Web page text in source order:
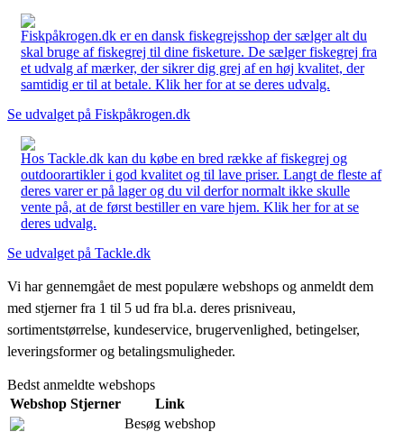
Fiskpåkrogen.dk er en dansk fiskegrejsshop der sælger alt du
skal bruge af fiskegrej til dine fisketure. De sælger fiskegrej fra
et udvalg af mærker, der sikrer dig grej af en høj kvalitet, der
samtidig er til at betale. Klik her for at se deres udvalg.
Se udvalget på Fiskpåkrogen.dk
Hos Tackle.dk kan du købe en bred række af fiskegrej og
outdoorartikler i god kvalitet og til lave priser. Langt de fleste af
deres varer er på lager og du vil derfor normalt ikke skulle
vente på, at de først bestiller en vare hjem. Klik her for at se
deres udvalg.
Se udvalget på Tackle.dk
Vi har gennemgået de mest populære webshops og anmeldt dem
med stjerner fra 1 til 5 ud fra bl.a. deres prisniveau,
sortimentstørrelse, kundeservice, brugervenlighed, betingelser,
leveringsformer og betalingsmuligheder.
Bedst anmeldte webshops
Webshop Stjerner
Link
Besøg webshop